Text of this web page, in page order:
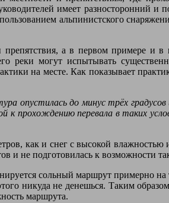
имеет разносторонний
альпинистского
а в первом примере и
реки могут испытывать
на месте. Как показывает
опустилась до минус трёх градусов
перевала в таких
как и снег с высокой
не подготовилась к возможности
сольный маршрут примерно
никуда не денешься. Таким
маршрута.